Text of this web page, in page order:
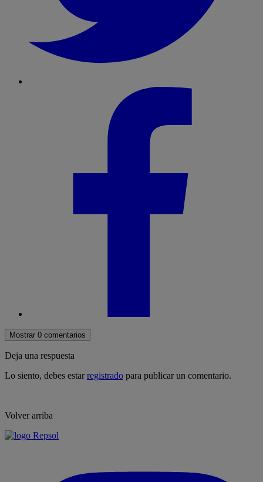
Mostrar 0 comentarios
Deja una respuesta
Lo siento, debes estarregistrado para publicar un comentario.
Volver arriba